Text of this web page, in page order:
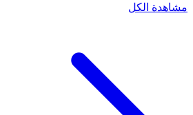
مشاهدة الكل